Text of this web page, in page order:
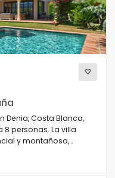
Denia, Costa Blanca,
personas. La villa
y montañosa,